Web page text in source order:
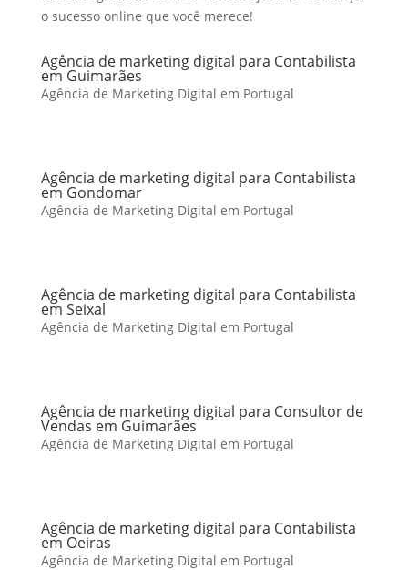
o sucesso online que você merece!
Agência de marketing digital para Contabilista
em Guimarães
Agência de Marketing Digital em Portugal
Agência de marketing digital para Contabilista
em Gondomar
Agência de Marketing Digital em Portugal
Agência de marketing digital para Contabilista
em Seixal
Agência de Marketing Digital em Portugal
Agência de marketing digital para Consultor de
Vendas em Guimarães
Agência de Marketing Digital em Portugal
Agência de marketing digital para Contabilista
em Oeiras
Agência de Marketing Digital em Portugal